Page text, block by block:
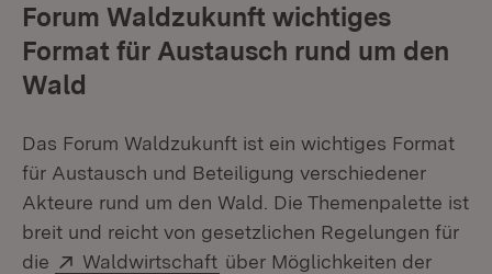
Forum Waldzukunft wichtiges
Format für Austausch rund um den
Wald
Das Forum Waldzukunft ist ein wichtiges Format
für Austausch und Beteiligung verschiedener
Akteure rund um den Wald. Die Themenpalette ist
breit und reicht von gesetzlichen Regelungen für
die
Extern:
Waldwirtschaft (Öffnet in neuem Fenster)
über Möglichkeiten der